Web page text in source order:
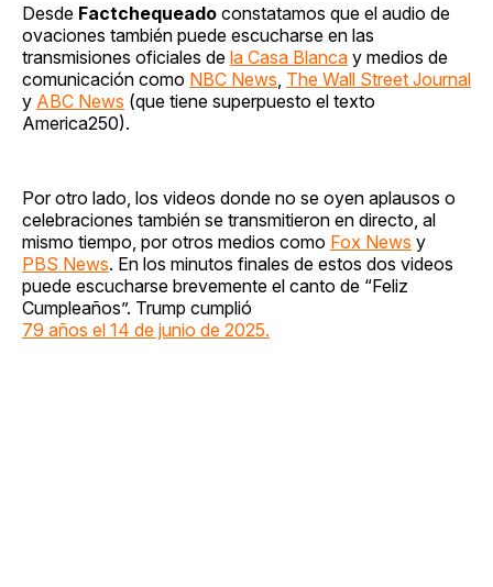
Desde Factchequeado constatamos que el audio de
ovaciones también puede escucharse en las
transmisiones oficiales de la Casa Blanca y medios de
comunicación como NBC News The Wall Street Journal
y ABC News (que tiene superpuesto el texto
America250).
Por otro lado, los videos donde no se oyen aplausos o
celebraciones también se transmitieron en directo, al
mismo tiempo, por otros medios como Fox News y
PBS News. En los minutos finales de estos dos videos
puede escucharse brevemente el canto de “Feliz
Cumpleaños”. Trump cumplió
79 años el 14 de junio de 2025.